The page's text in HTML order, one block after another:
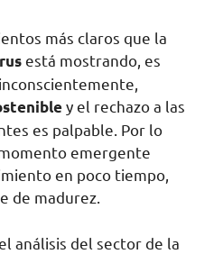
más claros que la
está mostrando, es
y el rechazo a las
es palpable. Por lo
emergente
en poco tiempo,
de madurez.
análisis del sector de la